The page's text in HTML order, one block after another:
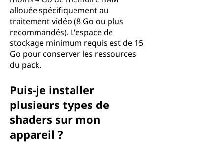
allouée spécifiquement au
traitement vidéo (8 Go ou plus
recommandés). L'espace de
stockage minimum requis est de 15
Go pour conserver les ressources
du pack.
Puis-je installer
plusieurs types de
shaders sur mon
appareil ?